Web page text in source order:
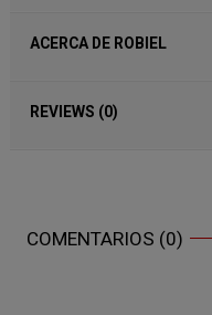
ACERCA DE ROBIEL
REVIEWS (0)
COMENTARIOS (0)